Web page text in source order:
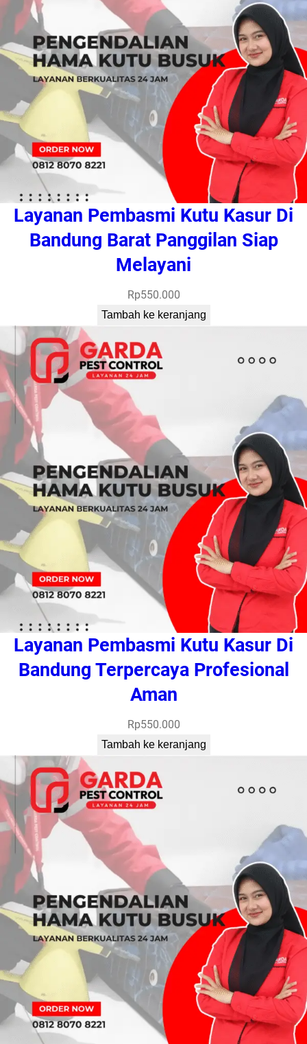
Layanan Pembasmi Kutu Kasur Di
Bandung Barat Panggilan Siap
Melayani
Rp550.000
Tambah ke keranjang
Layanan Pembasmi Kutu Kasur Di
Bandung Terpercaya Profesional
Aman
Rp550.000
Tambah ke keranjang